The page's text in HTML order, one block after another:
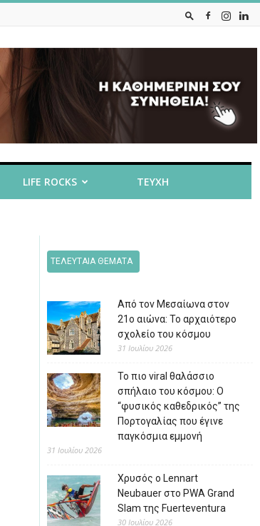
LIFE ROCKS ΤΕΥΧΗ
ΤΕΛΕΥΤΑΙΑ ΘΕΜΑΤΑ
Από τον Μεσαίωνα στον
21ο αιώνα: Το αρχαιότερο
σχολείο του κόσμου
31 Ιουλίου 2026
Το πιο viral θαλάσσιο
σπήλαιο του κόσμου: Ο
“φυσικός καθεδρικός” της
Πορτογαλίας που έγινε
παγκόσμια εμμονή
31 Ιουλίου 2026
Χρυσός ο Lennart
Neubauer στο PWA Grand
Slam της Fuerteventura
30 Ιουλίου 2026